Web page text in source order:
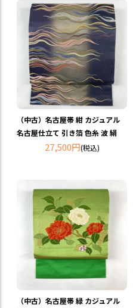
（中古）名古屋帯 紺 カジュアル
名古屋仕立て 引き箔 色糸 波 絹
27,500円(税込)
（中古）名古屋帯 緑 カジュアル